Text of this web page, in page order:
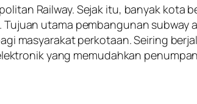
Railway. Sejak itu, banyak kota
Tujuan utama pembangunan
masyarakat perkotaan. Seiring
yang memudahkan